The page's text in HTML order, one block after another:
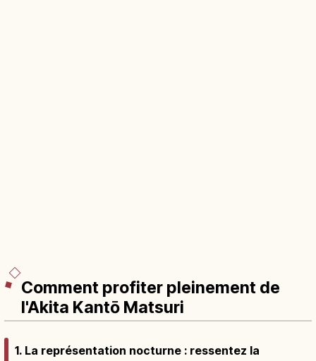
Comment profiter pleinement de
l'Akita Kantō Matsuri
1. La représentation nocturne : ressentez la